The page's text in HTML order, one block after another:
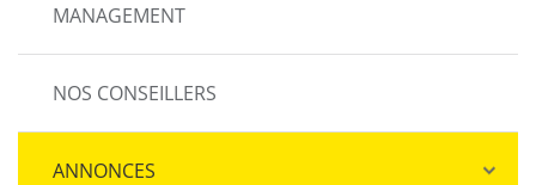
MANAGEMENT
NOS CONSEILLERS
ANNONCES